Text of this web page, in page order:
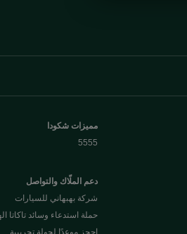
مميزات شكودا
5555
دعم الملّاك والتواصل
شركة بهبهاني للسيارات
حملة استدعاء وسائد تاكاتا
احجز موعدًا لجولة تجريبية